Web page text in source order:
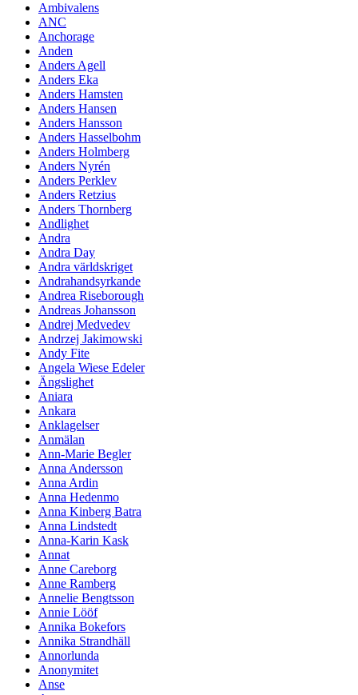
Ambivalens
ANC
Anchorage
Anden
Anders Agell
Anders Eka
Anders Hamsten
Anders Hansen
Anders Hansson
Anders Hasselbohm
Anders Holmberg
Anders Nyrén
Anders Perklev
Anders Retzius
Anders Thornberg
Andlighet
Andra
Andra Day
Andra världskriget
Andrahandsyrkande
Andrea Riseborough
Andreas Johansson
Andrej Medvedev
Andrzej Jakimowski
Andy Fite
Angela Wiese Edeler
Ängslighet
Aniara
Ankara
Anklagelser
Anmälan
Ann-Marie Begler
Anna Andersson
Anna Ardin
Anna Hedenmo
Anna Kinberg Batra
Anna Lindstedt
Anna-Karin Kask
Annat
Anne Careborg
Anne Ramberg
Annelie Bengtsson
Annie Lööf
Annika Bokefors
Annika Strandhäll
Annorlunda
Anonymitet
Anse